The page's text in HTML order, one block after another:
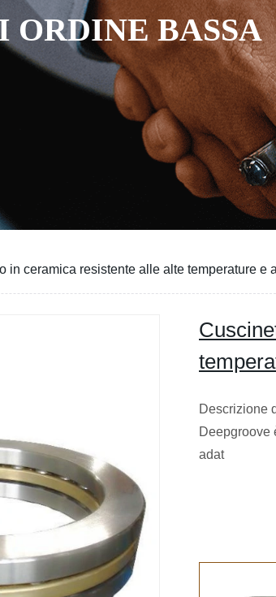
BASSA
in ceramica resistente alle alte temperature e
Descrizione
Deepgroove
adat